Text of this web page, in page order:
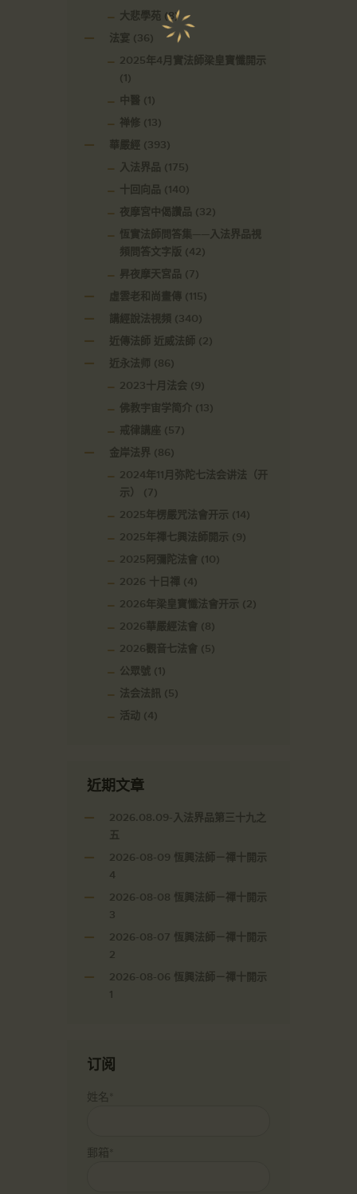
大悲學苑 (8)
法宴 (36)
2025年4月實法師梁皇寶懺開示
(1)
中醫 (1)
禅修 (13)
華嚴經 (393)
入法界品 (175)
十回向品 (140)
夜摩宮中偈讚品 (32)
恆實法師問答集——入法界品視
頻問答文字版 (42)
昇夜摩天宮品 (7)
虛雲老和尚畫傳 (115)
講經說法視頻
(340)
近傳法師 近威法師 (2)
近永法师 (86)
2023十月法会 (9)
佛教宇宙学简介 (13)
戒律講座 (57)
金岸法界 (86)
2024年11月弥陀七法会讲法（开
示）
(7)
2025年楞嚴咒法會开示 (14)
2025年禪七興法師開示 (9)
2025阿彌陀法會 (10)
2026 十日禪
(4)
2026年梁皇寶懺法會开示 (2)
2026華嚴經法會 (8)
2026觀音七法會 (5)
公眾號 (1)
法会法訊 (5)
活动 (4)
近期文章
2026.08.09-入法界品第三十九之
五
2026-08-09 恆興法師－禪十開示
4
2026-08-08 恆興法師－禪十開示
3
2026-08-07 恆興法師－禪十開示
2
2026-08-06 恆興法師－禪十開示
1
订阅
姓名*
郵箱*